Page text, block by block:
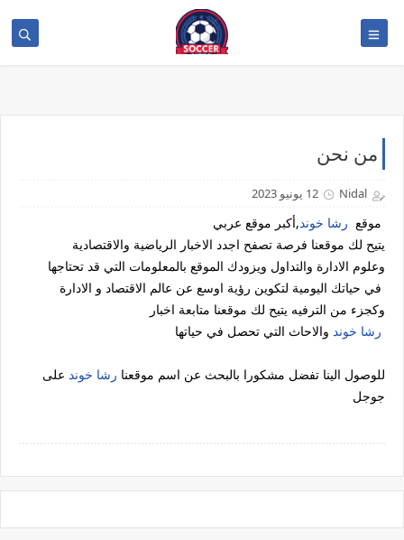
من نحن
Nidal 12 يونيو 2023
موقع رشا خوند,أكبر موقع عربي
يتيح لك موقعنا فرصة تصفح اجدد الاخبار الرياضية والاقتصادية
وعلوم الادارة والتداول ويزودك الموقع بالمعلومات التي قد تحتاجها
في حياتك اليومية لتكوين رؤية اوسع عن عالم الاقتصاد و الادارة
وكجزء من الترفيه يتيح لك موقعنا متابعة اخبار
رشا خوند والاحاث التي تحصل في حياتها
للوصول الينا تفضل مشكورا بالبحث عن اسم موقعنا رشا خوند على
جوجل